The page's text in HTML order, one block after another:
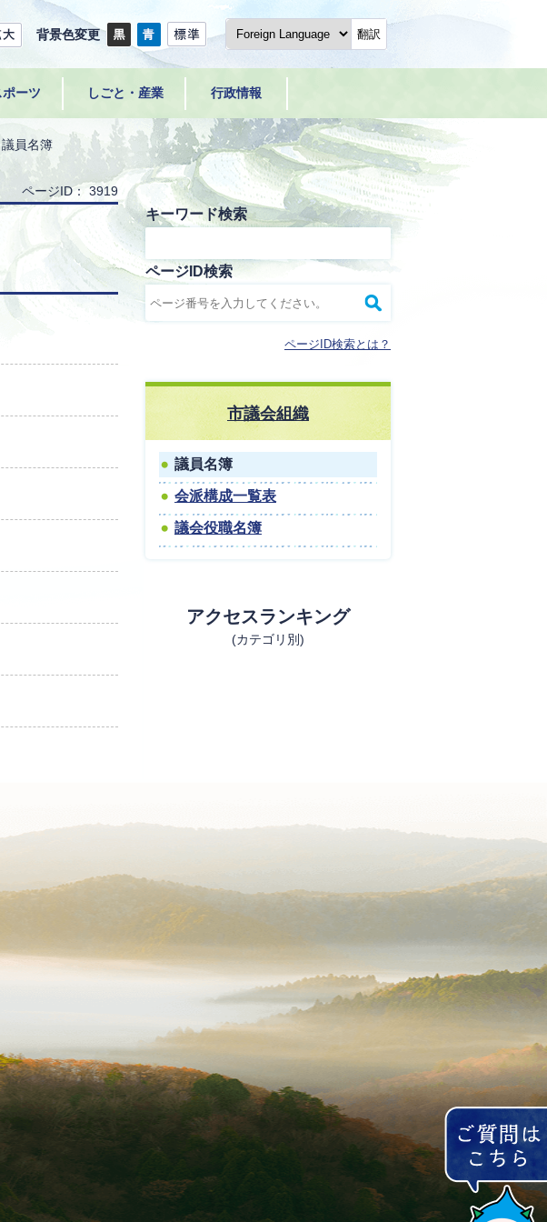
背景色変更 翻訳
ーツ しごと・産業 行政情報
議員名簿
ページID： 3919
キーワード検索
ページID検索
ページID検索とは？
市議会組織
議員名簿
会派構成一覧表
議会役職名簿
アクセスランキング
(カテゴリ別)